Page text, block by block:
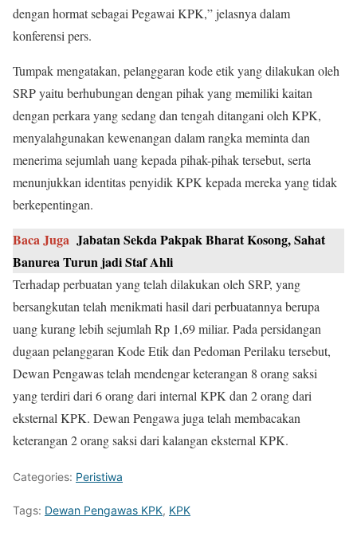
dengan hormat sebagai Pegawai KPK,” jelasnya dalam
konferensi pers.
Tumpak mengatakan, pelanggaran kode etik yang dilakukan oleh
SRP yaitu berhubungan dengan pihak yang memiliki kaitan
dengan perkara yang sedang dan tengah ditangani oleh KPK,
menyalahgunakan kewenangan dalam rangka meminta dan
menerima sejumlah uang kepada pihak-pihak tersebut, serta
menunjukkan identitas penyidik KPK kepada mereka yang tidak
berkepentingan.
Baca Juga Jabatan Sekda Pakpak Bharat Kosong, Sahat
Banurea Turun jadi Staf Ahli
Terhadap perbuatan yang telah dilakukan oleh SRP, yang
bersangkutan telah menikmati hasil dari perbuatannya berupa
uang kurang lebih sejumlah Rp 1,69 miliar. Pada persidangan
dugaan pelanggaran Kode Etik dan Pedoman Perilaku tersebut,
Dewan Pengawas telah mendengar keterangan 8 orang saksi
yang terdiri dari 6 orang dari internal KPK dan 2 orang dari
eksternal KPK. Dewan Pengawa juga telah membacakan
keterangan 2 orang saksi dari kalangan eksternal KPK.
Categories: Peristiwa
Tags: Dewan Pengawas KPK, KPK